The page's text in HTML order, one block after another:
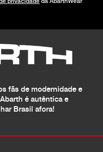
fãs de modernidade e
é autêntica e
Brasil afora!